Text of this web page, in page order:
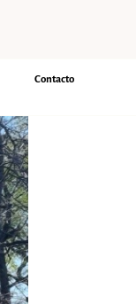
Contacto